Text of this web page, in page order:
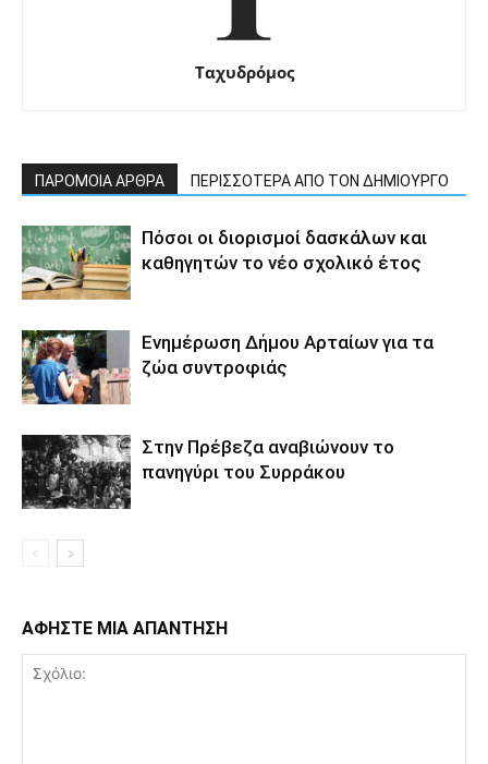
Ταχυδρόμος
ΠΑΡΟΜΟΙΑ ΑΡΘΡΑ ΠΕΡΙΣΣΟΤΕΡΑ ΑΠΟ ΤΟΝ ΔΗΜΙΟΥΡΓΟ
Πόσοι οι διορισμοί δασκάλων και
καθηγητών το νέο σχολικό έτος
Ενημέρωση Δήμου Αρταίων για τα
ζώα συντροφιάς
Στην Πρέβεζα αναβιώνουν το
πανηγύρι του Συρράκου
ΑΦΗΣΤΕ ΜΙΑ ΑΠΑΝΤΗΣΗ